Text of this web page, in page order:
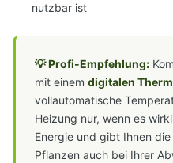
nutzbar ist
💡 Profi-Empfehlung:
mit einem digitalen
vollautomatische
Heizung nur, wenn es
Energie und gibt Ihnen
Pflanzen auch bei Ihrer